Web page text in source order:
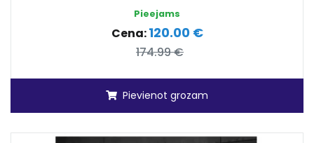
Pieejams
Cena:120.00 €
174.99 €
Pievienot grozam